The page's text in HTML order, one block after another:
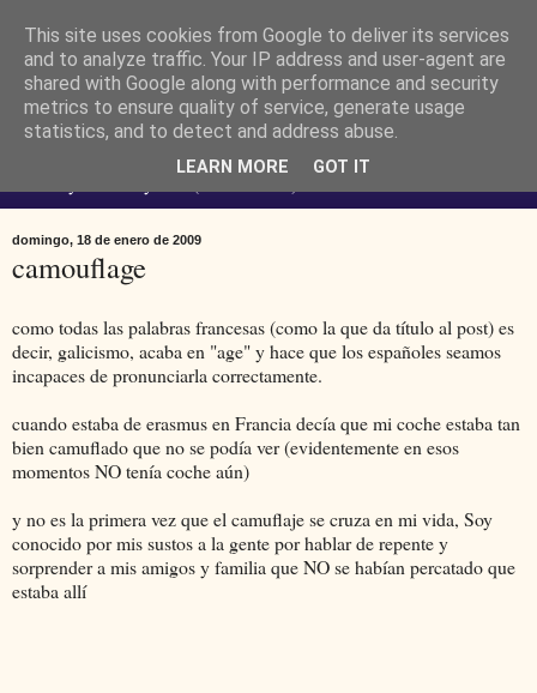
Ferendus K. Resimler -
personal
domingo, 18 de enero de 2009
camouflage
como todas las palabras francesas (como la que da título al post) es
decir, galicismo, acaba en "age" y hace que los españoles seamos
incapaces de pronunciarla correctamente.
cuando estaba de erasmus en Francia decía que mi coche estaba tan
bien camuflado que no se podía ver (evidentemente en esos
momentos NO tenía coche aún)
y no es la primera vez que el camuflaje se cruza en mi vida, Soy
conocido por mis sustos a la gente por hablar de repente y
sorprender a mis amigos y familia que NO se habían percatado que
estaba allí
This site uses cookies from Google to deliver its services
and to analyze traffic. Your IP address and user-agent are
shared with Google along with performance and security
metrics to ensure quality of service, generate usage
statistics, and to detect and address abuse.
LEARN MORE GOT IT